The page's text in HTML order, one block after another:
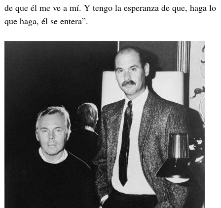
de que él me ve a mí. Y tengo la esperanza de que, haga lo
que haga, él se entera”.